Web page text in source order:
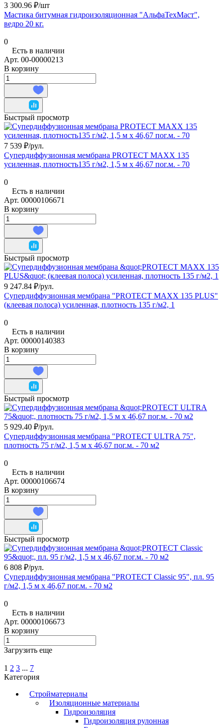
3 300.96 ₽/шт
Мастика битумная гидроизоляционная "АльфаТехМаст",
ведро 20 кг.
0
Есть в наличии
Арт. 00-00000213
В корзину
Быстрый просмотр
7 539 ₽/рул.
Супердиффузионная мембрана PROTECT MAXX 135
усиленная, плотность135 г/м2, 1,5 м х 46,67 пог.м. - 70
0
Есть в наличии
Арт. 00000106671
В корзину
Быстрый просмотр
9 247.84 ₽/рул.
Супердиффузионная мембрана "PROTECT MAXX 135 PLUS"
(клеевая полоса) усиленная, плотность 135 г/м2, 1
0
Есть в наличии
Арт. 00000140383
В корзину
Быстрый просмотр
5 929.40 ₽/рул.
Супердиффузионная мембрана "PROTECT ULTRA 75",
плотность 75 г/м2, 1,5 м х 46,67 пог.м. - 70 м2
0
Есть в наличии
Арт. 00000106674
В корзину
Быстрый просмотр
6 808 ₽/рул.
Супердиффузионная мембрана "PROTECT Classic 95", пл. 95
г/м2, 1,5 м х 46,67 пог.м. - 70 м2
0
Есть в наличии
Арт. 00000106673
В корзину
Загрузить еще
1 2 3 ... 7
Категория
Стройматериалы
Изоляционные материалы
Гидроизоляция
Гидроизоляция рулонная